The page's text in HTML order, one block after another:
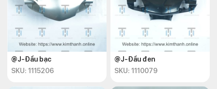
@J-Đầu bạc
SKU: 1115206
@J-Đầu đen
SKU: 1110079